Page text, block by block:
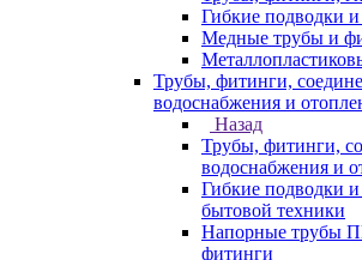
Гибкие подводки
Медные трубы и
Трубы, фитинги,
водоснабжения и
Назад
Трубы, фитинги,
водоснабжения и
Гибкие подводки
бытовой техники
Напорные трубы
фитинги